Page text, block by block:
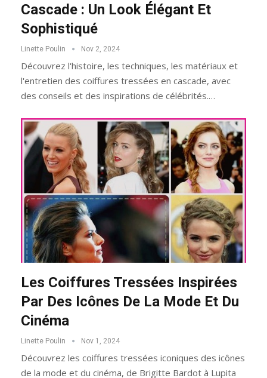
Cascade : Un Look Élégant Et
Sophistiqué
Linette Poulin Nov 2, 2024
Découvrez l'histoire, les techniques, les matériaux et
l'entretien des coiffures tressées en cascade, avec
des conseils et des inspirations de célébrités.…
Les Coiffures Tressées Inspirées
Par Des Icônes De La Mode Et Du
Cinéma
Linette Poulin Nov 1, 2024
Découvrez les coiffures tressées iconiques des icônes
de la mode et du cinéma, de Brigitte Bardot à Lupita